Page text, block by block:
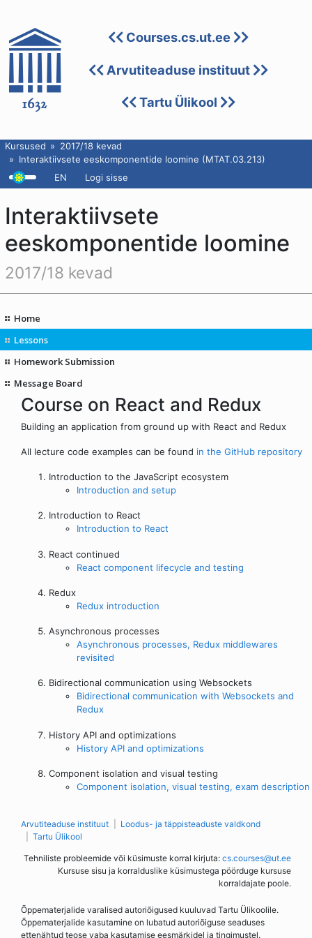
Courses.cs.ut.ee
Arvutiteaduse instituut
Tartu Ülikool
Kursused
2017/18 kevad
Interaktiivsete eeskomponentide loomine (MTAT.03.213)
EN
Logi sisse
Interaktiivsete
eeskomponentide loomine
2017/18 kevad
Home
Lessons
Homework Submission
Message Board
Course on React and Redux
Building an application from ground up with React and Redux
All lecture code examples can be found in the GitHub repository
Introduction to the JavaScript ecosystem
Introduction and setup
Introduction to React
Introduction to React
React continued
React component lifecycle and testing
Redux
Redux introduction
Asynchronous processes
Asynchronous processes, Redux middlewares
revisited
Bidirectional communication using Websockets
Bidirectional communication with Websockets and
Redux
History API and optimizations
History API and optimizations
Component isolation and visual testing
Component isolation, visual testing, exam description
Arvutiteaduse instituut
Loodus- ja täppisteaduste valdkond
Tartu Ülikool
Tehniliste probleemide või küsimuste korral kirjuta: cs.courses@ut.ee
Kursuse sisu ja korralduslike küsimustega pöörduge kursuse
korraldajate poole.
Õppematerjalide varalised autoriõigused kuuluvad Tartu Ülikoolile.
Õppematerjalide kasutamine on lubatud autoriõiguse seaduses
ettenähtud teose vaba kasutamise eesmärkidel ja tingimustel.